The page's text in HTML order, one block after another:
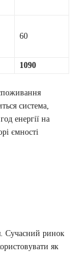
60
1090
система,
енергії на
ємності
Сучасний ринок
як